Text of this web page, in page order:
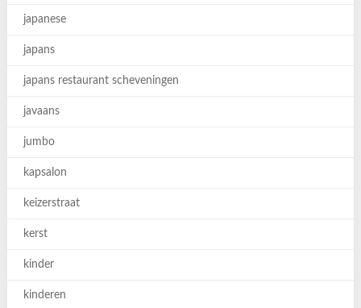
japanese
japans
japans restaurant scheveningen
javaans
jumbo
kapsalon
keizerstraat
kerst
kinder
kinderen